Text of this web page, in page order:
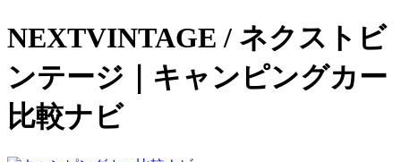
NEXTVINTAGE / ネクストビ
ンテージ｜キャンピングカー
比較ナビ